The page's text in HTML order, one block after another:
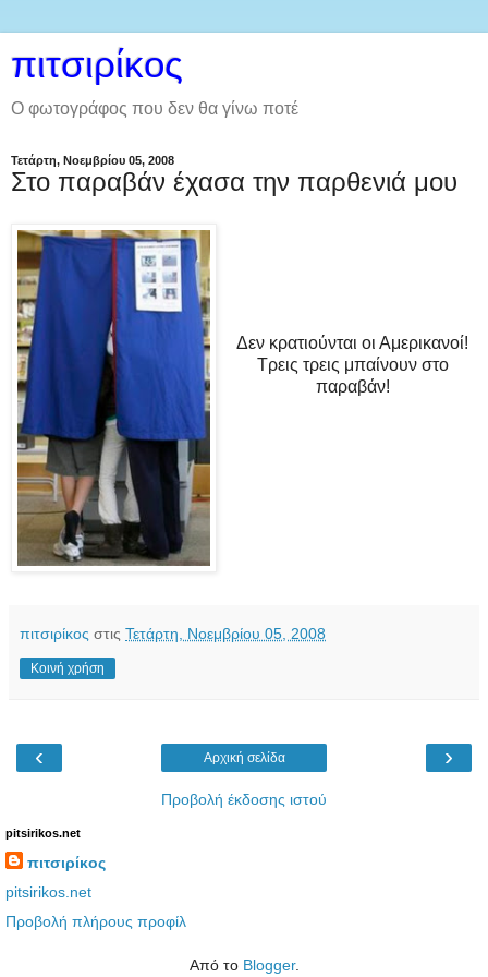
πιτσιρίκος
Ο φωτογράφος που δεν θα γίνω ποτέ
Τετάρτη, Νοεμβρίου 05, 2008
Στο παραβάν έχασα την παρθενιά μου
Δεν κρατιούνται οι Αμερικανοί!
Τρεις τρεις μπαίνουν στο
παραβάν!
πιτσιρίκος στις Τετάρτη, Νοεμβρίου 05, 2008
Κοινή χρήση
‹ ›
Αρχική σελίδα
Προβολή έκδοσης ιστού
pitsirikos.net
πιτσιρίκος
pitsirikos.net
Προβολή πλήρους προφίλ
Από το Blogger.